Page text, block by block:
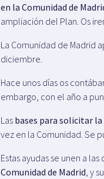
en la Comunidad de
ampliación del Plan. Os
La Comunidad de Madrid
diciembre.
Hace unos días os
embargo, con el año a
Las bases para solicitar la
vez en la Comunidad. Se
Estas ayudas se unen a las
Comunidad de Madrid , y